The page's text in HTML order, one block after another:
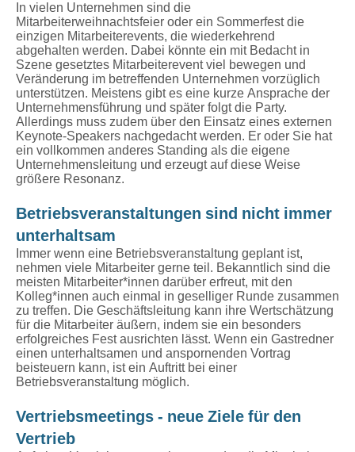
In vielen Unternehmen sind die
Mitarbeiterweihnachtsfeier oder ein Sommerfest die
einzigen Mitarbeiterevents, die wiederkehrend
abgehalten werden. Dabei könnte ein mit Bedacht in
Szene gesetztes Mitarbeiterevent viel bewegen und
Veränderung im betreffenden Unternehmen vorzüglich
unterstützen. Meistens gibt es eine kurze Ansprache der
Unternehmensführung und später folgt die Party.
Allerdings muss zudem über den Einsatz eines externen
Keynote-Speakers nachgedacht werden. Er oder Sie hat
ein vollkommen anderes Standing als die eigene
Unternehmensleitung und erzeugt auf diese Weise
größere Resonanz.
Betriebsveranstaltungen sind nicht immer
unterhaltsam
Immer wenn eine Betriebsveranstaltung geplant ist,
nehmen viele Mitarbeiter gerne teil. Bekanntlich sind die
meisten Mitarbeiter*innen darüber erfreut, mit den
Kolleg*innen auch einmal in geselliger Runde zusammen
zu treffen. Die Geschäftsleitung kann ihre Wertschätzung
für die Mitarbeiter äußern, indem sie ein besonders
erfolgreiches Fest ausrichten lässt. Wenn ein Gastredner
einen unterhaltsamen und anspornenden Vortrag
beisteuern kann, ist ein Auftritt bei einer
Betriebsveranstaltung möglich.
Vertriebsmeetings - neue Ziele für den
Vertrieb